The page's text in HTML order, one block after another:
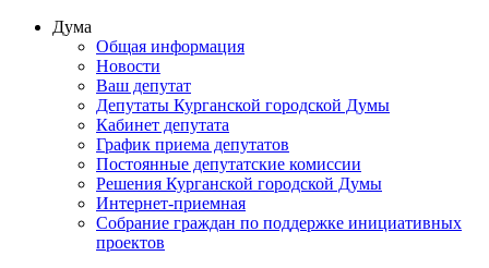
Дума
Общая информация
Новости
Ваш депутат
Депутаты Курганской городской Думы
Кабинет депутата
График приема депутатов
Постоянные депутатские комиссии
Решения Курганской городской Думы
Интернет-приемная
Собрание граждан по поддержке инициативных
проектов